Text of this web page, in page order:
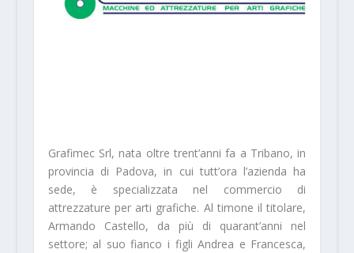
Grafimec Srl, nata oltre trent’anni fa a Tribano, in
provincia di Padova, in cui tutt’ora l’azienda ha
sede, è specializzata nel commercio di
attrezzature per arti grafiche. Al timone il titolare,
Armando Castello, da più di quarant’anni nel
settore; al suo fianco i figli Andrea e Francesca,